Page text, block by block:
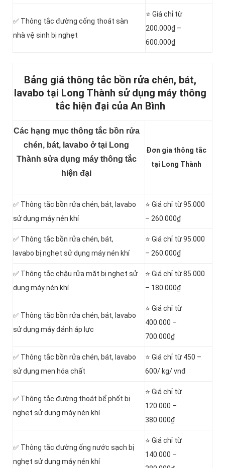
✅ Thông tắc đường cống thoát sàn
nhà vệ sinh bị nghẹt
⭐ Giá chỉ từ
200.000₫ –
600.000₫
Bảng giá thông tắc bồn rửa chén, bát,
lavabo tại Long Thành sử dụng máy thông
tắc hiện đại của An Bình
Các hạng mục thông tắc bồn rửa
chén, bát, lavabo ở tại Long
Thành sửa dụng máy thông tắc
hiện đại
Đơn gia thông tắc
tại Long Thành
✅ Thông tắc bồn rửa chén, bát, lavabo
sử dụng máy nén khí
⭐ Giá chỉ từ 95.000
– 260.000₫
✅ Thông tắc bồn rửa chén, bát,
lavabo bị nghẹt sử dụng máy nén khí
⭐ Giá chỉ từ 95.000
– 260.000₫
✅ Thông tắc chậu rửa mặt bị nghẹt sử
dụng máy nén khí
⭐ Giá chỉ từ 85.000
– 180.000₫
✅ Thông tắc bồn rửa chén, bát, lavabo
sử dụng máy đánh áp lực
⭐ Giá chỉ từ
400.000 –
700.000₫
✅ Thông tắc bồn rửa chén, bát, lavabo
sử dụng men hóa chất
⭐ Giá chỉ từ 450 –
600/ kg/ vnđ
✅ Thông tắc đường thoát bể phốt bị
nghẹt sử dụng máy nén khí
⭐ Giá chỉ từ
120.000 –
380.000₫
✅ Thông tắc đường ống nước sạch bị
nghẹt sử dụng máy nén khí
⭐ Giá chỉ từ
140.000 –